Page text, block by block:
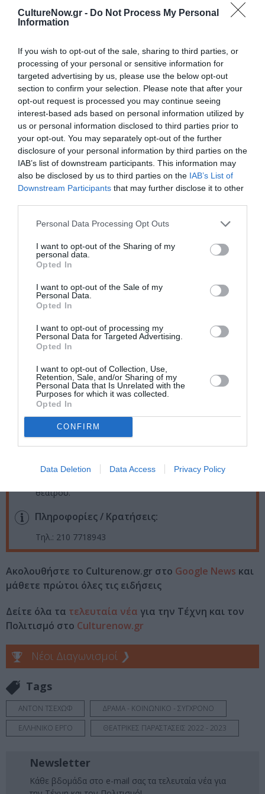
CultureNow.gr - Do Not Process My Personal
Information
If you wish to opt-out of the sale, sharing to third parties, or
processing of your personal or sensitive information for
targeted advertising by us, please use the below opt-out
section to confirm your selection. Please note that after your
opt-out request is processed you may continue seeing
interest-based ads based on personal information utilized by
us or personal information disclosed to third parties prior to
your opt-out. You may separately opt-out of the further
disclosure of your personal information by third parties on the
IAB’s list of downstream participants. This information may
also be disclosed by us to third parties on the IAB’s List of
Downstream Participants that may further disclose it to other
Personal Data Processing Opt Outs
I want to opt-out of the Sharing of my
personal data.
Opted In
I want to opt-out of the Sale of my
Personal Data.
Opted In
I want to opt-out of processing my
Personal Data for Targeted Advertising.
Opted In
I want to opt-out of Collection, Use,
Retention, Sale, and/or Sharing of my
Personal Data that Is Unrelated with the
Purposes for which it was collected.
Opted In
CONFIRM
Data Deletion Data Access Privacy Policy
Στίχοι/Μουσική τραγουδιού:Κωνσταντίνα
Νικολαΐδη
Σχεδιασμός φωτισμών:Αργύρης Θέος
Βοηθός σκηνοθέτη:Πάμελα Οικονομάκη
Creative Agency:Grid Fox
Επικοινωνία:Άντζυ Νομικού
Παίζουν οι ηθοποιοί
Χρήστος Βαλαβανίδης
Χρήστος Σωνάκης
Διάρκεια: 70’ (χωρίς διάλειμμα)
ΜΕΡΟΣ ΤΩΝ ΕΣΟΔΩΝ ΔΙΑΤΙΘΕΤΑΙ ΣΤΟ ΙΔΡΥΜΑ «ΤΟ ΣΠΙΤΙ ΤΟΥ
ΗΘΟΠΟΙΟΥ»
Ταυτότητα Εκδήλωσης
Ημερομηνία:
Από:
17/11/2022
Πέμπτη στις 21.15 | Σάββατο και Κυριακή στις 18.00
Τοποθεσία:
Θέατρο Μικρό Άνεσις, Λεωφόρος Κηφισίας 14,
Αμπελόκηποι, Αθήνα
Θέατρο Άνεσις
Eισιτήρια:
παρακολουθήσουν την παράσταση δωρεάν
θεάτρου.
Πληροφορίες / Κρατήσεις:
Τηλ.: 210 7718943
Ακολουθήστε το Culturenow.gr στο Google News και
μάθετε πρώτοι όλες τις ειδήσεις
Δείτε όλα τα τελευταία νέα για την Τέχνη και τον
Πολιτισμό στο Culturenow.gr
Νέοι Διαγωνισμοί ❯
Tags
ΑΝΤΟΝ ΤΣΕΧΩΦ
ΔΡΑΜΑ - ΚΟΙΝΩΝΙΚΟ - ΣΥΓΧΡΟΝΟ
ΕΛΛΗΝΙΚΟ ΕΡΓΟ
ΘΕΑΤΡΙΚΕΣ ΠΑΡΑΣΤΑΣΕΙΣ 2022 - 2023
Newsletter
Κάθε βδομάδα στο e-mail σας τα τελευταία νέα για